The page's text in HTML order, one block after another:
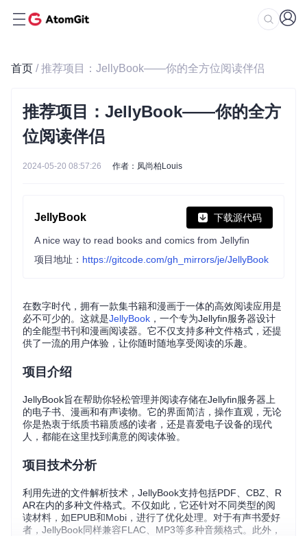
首页 / 推荐项目：JellyBook——你的全方位阅读伴侣
推荐项目：JellyBook——你的全方
位阅读伴侣
2024-05-20 08:57:26 作者：凤尚柏Louis
JellyBook 下载源代码
A nice way to read books and comics from Jellyfin
项目地址： https://gitcode.com/gh_mirrors/je/JellyBook
在数字时代，拥有一款集书籍和漫画于一体的高效阅读应用是
必不可少的。这就是JellyBook ，一个专为Jellyfin服务器设计
的全能型书刊和漫画阅读器。它不仅支持多种文件格式，还提
供了一流的用户体验，让你随时随地享受阅读的乐趣。
项目介绍
JellyBook旨在帮助你轻松管理并阅读存储在Jellyfin服务器上
的电子书、漫画和有声读物。它的界面简洁，操作直观，无论
你是热衷于纸质书籍质感的读者，还是喜爱电子设备的现代
人，都能在这里找到满意的阅读体验。
项目技术分析
利用先进的文件解析技术，JellyBook支持包括PDF、CBZ、R
AR在内的多种文件格式。不仅如此，它还针对不同类型的阅
读材料，如EPUB和Mobi，进行了优化处理。对于有声书爱好
者，JellyBook同样兼容FLAC、MP3等多种音频格式。此外，